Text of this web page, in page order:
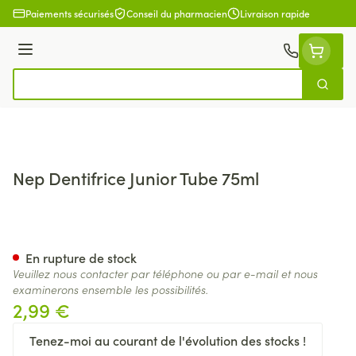
Aller au contenu
Paiements sécurisés Conseil du pharmacien Livraison rapide
Menu
Nep Dentifrice Junior Tube 75ml
2,99 €
Tenez-moi au courant de l'évolution des stocks !
En rupture de stock
Veuillez nous contacter par téléphone ou par e-mail et nous
examinerons ensemble les possibilités.